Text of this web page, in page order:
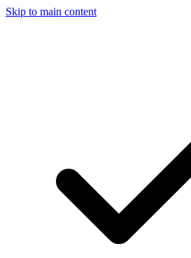
Skip to main content